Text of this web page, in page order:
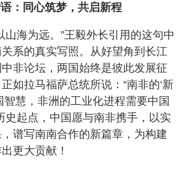
：同心筑梦，共启新程
山海为远。”王毅外长引用的这句中
系的真实写照。从好望角到长江
非论坛，两国始终是彼此发展征
如拉马福萨总统所说：“南非的‘新
智慧，非洲的工业化进程需要中国
史起点，中国愿与南非携手，以实
谱写南南合作的新篇章，为构建
更大贡献！